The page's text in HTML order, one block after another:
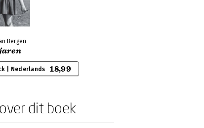
Bergen
| Nederlands 18,99
dit boek